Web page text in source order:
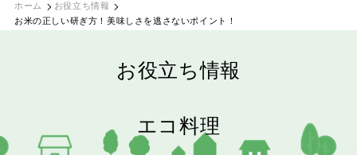
ホーム
お役立ち情報
お米の正しい研ぎ方！美味しさを逃さないポイント！
お役立ち情報
エコ料理